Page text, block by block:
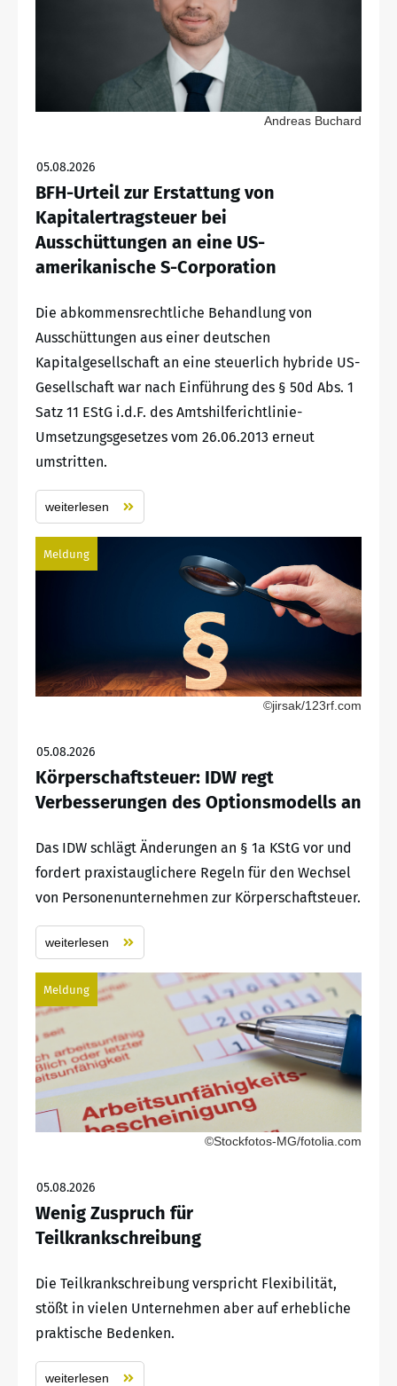
Andreas Buchard
05.08.2026
BFH-Urteil zur Erstattung von
Kapitalertragsteuer bei
Ausschüttungen an eine US-
amerikanische S-Corporation
Die abkommensrechtliche Behandlung von
Ausschüttungen aus einer deutschen
Kapitalgesellschaft an eine steuerlich hybride US-
Gesellschaft war nach Einführung des § 50d Abs. 1
Satz 11 EStG i.d.F. des Amtshilferichtlinie-
Umsetzungsgesetzes vom 26.06.2013 erneut
umstritten.
weiterlesen
Meldung
©jirsak/123rf.com
05.08.2026
Körperschaftsteuer: IDW regt
Verbesserungen des Optionsmodells an
Das IDW schlägt Änderungen an § 1a KStG vor und
fordert praxistauglichere Regeln für den Wechsel
von Personenunternehmen zur Körperschaftsteuer.
weiterlesen
Meldung
©Stockfotos-MG/fotolia.com
05.08.2026
Wenig Zuspruch für
Teilkrankschreibung
Die Teilkrankschreibung verspricht Flexibilität,
stößt in vielen Unternehmen aber auf erhebliche
praktische Bedenken.
weiterlesen